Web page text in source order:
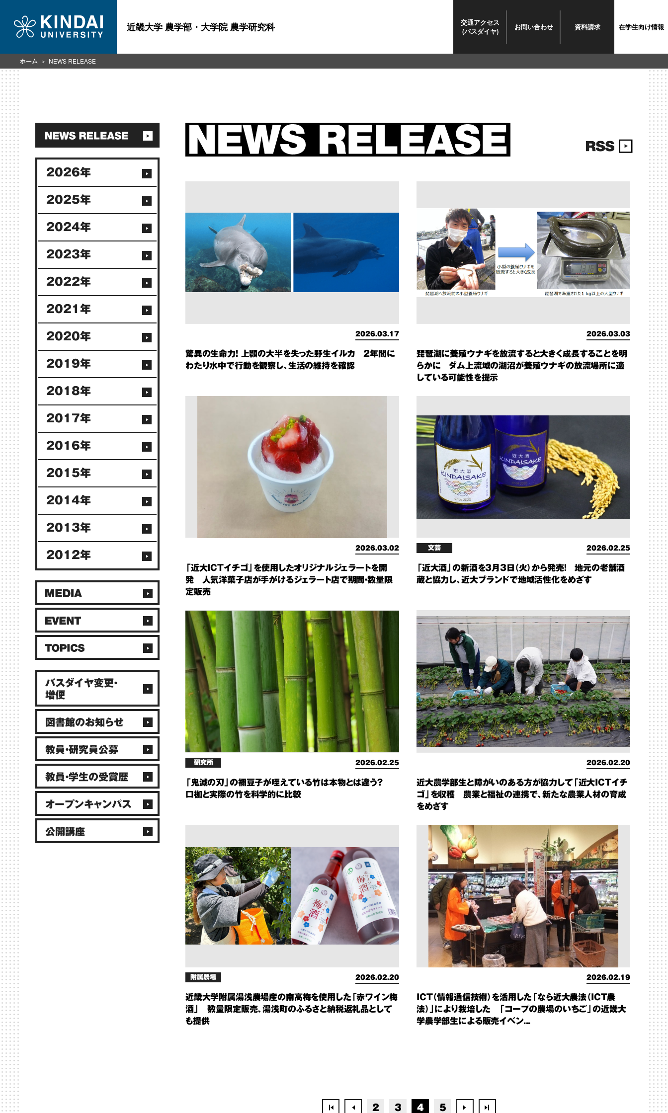
近畿大学 農学部・大学院 農学研究科 交通アクセス
(バスダイヤ)
お問い合わせ 資料請求 在学生向け情報
ホーム NEWS RELEASE
2026.03.17
驚異の生命力! 上顎の大半を失った野生イルカ 2年間に
わたり水中で行動を観察し、生活の維持を確認
2026.03.03
琵琶湖に養殖ウナギを放流すると大きく成長することを明
らかに ダム上流域の湖沼が養殖ウナギの放流場所に適
している可能性を提示
2026.03.02
「近大ICTイチゴ」を使用したオリジナルジェラートを開
発 人気洋菓子店が手がけるジェラート店で期間・数量限
定販売
文芸 2026.02.25
「近大酒」の新酒を3月3日（火）から発売！ 地元の老舗酒
蔵と協力し、近大ブランドで地域活性化をめざす
研究所 2026.02.25
「鬼滅の刃」の禰豆子が咥えている竹は本物とは違う？
口枷と実際の竹を科学的に比較
2026.02.20
近大農学部生と障がいのある方が協力して「近大ICTイチ
ゴ」を収穫 農業と福祉の連携で、新たな農業人材の育成
をめざす
附属農場 2026.02.20
近畿大学附属湯浅農場産の南高梅を使用した「赤ワイン梅
酒」 数量限定販売、湯浅町のふるさと納税返礼品として
も提供
2026.02.19
ICT（情報通信技術）を活用した「なら近大農法（ICT農
法）」により栽培した 「コープの農場のいちご」の近畿大
学農学部生による販売イベン...
2 3 4 5
2026年
2025年
2024年
2023年
2022年
2021年
2020年
2019年
2018年
2017年
2016年
2015年
2014年
2013年
2012年
バスダイヤ変更・
増便
図書館のお知らせ
教員・研究員公募
教員・学生の受賞歴
オープンキャンパス
公開講座